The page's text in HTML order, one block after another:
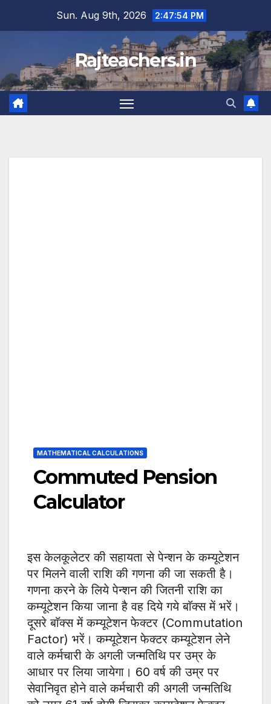
Sun. Aug 9th, 2026 2:47:55 PM
Rajteachers.in
MATHEMATICAL CALCULATIONS
Commuted Pension
Calculator
इस केलकूलेटर की सहायता से पेन्शन के कम्यूटेशन
पर मिलने वाली राशि की गणना की जा सकती है।
गणना करने के लिये पेन्शन की जितनी राशि का
कम्यूटेशन किया जाना है वह दिये गये बाॅक्स में भरें।
दूसरे बाॅक्स में कम्यूटेशन फेक्टर (Commutation
Factor) भरें। कम्यूटेशन फेक्टर कम्यूटेशन लेने
वाले कर्मचारी के अगली जन्मतिथि पर उम्र के
आधार पर लिया जायेगा। 60 वर्ष की उम्र पर
सेवानिवृत होने वाले कर्मचारी की अगली जन्मतिथि